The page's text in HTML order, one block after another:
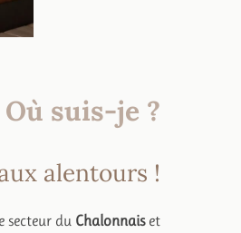
Où suis-je ?
alentours !
secteur du Chalonnaiset